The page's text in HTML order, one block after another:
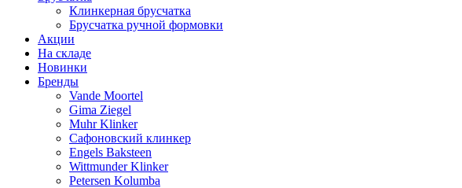
Клинкерная брусчатка
Брусчатка ручной формовки
Акции
На складе
Новинки
Бренды
Vande Moortel
Gima Ziegel
Muhr Klinker
Сафоновский клинкер
Engels Baksteen
Wittmunder Klinker
Petersen Kolumba